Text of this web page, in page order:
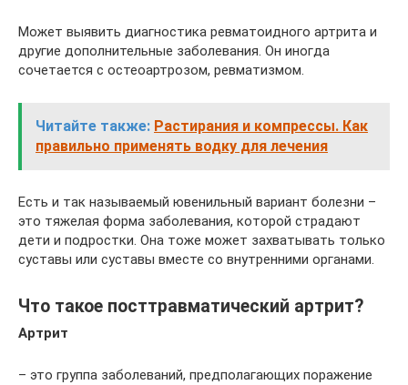
Может выявить диагностика ревматоидного артрита и
другие дополнительные заболевания. Он иногда
сочетается с остеоартрозом, ревматизмом.
Читайте также: Растирания и компрессы. Как
правильно применять водку для лечения
Есть и так называемый ювенильный вариант болезни –
это тяжелая форма заболевания, которой страдают
дети и подростки. Она тоже может захватывать только
суставы или суставы вместе со внутренними органами.
Что такое посттравматический артрит?
Артрит
– это группа заболеваний, предполагающих поражение